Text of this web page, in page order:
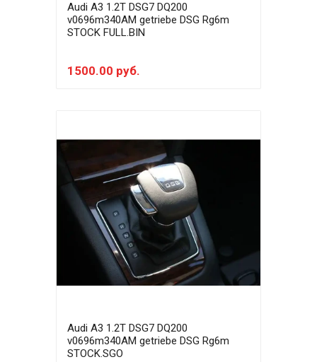
Audi A3 1.2T DSG7 DQ200
v0696m340AM getriebe DSG Rg6m
STOCK FULL.BIN
1500.00 руб.
Audi A3 1.2T DSG7 DQ200
v0696m340AM getriebe DSG Rg6m
STOCK.SGO